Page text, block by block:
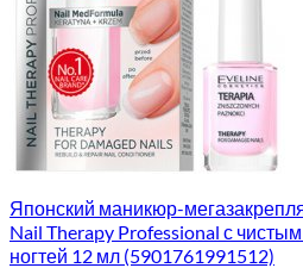
Японский маникюр-
Nail Therapy Professional с
ногтей 12 мл (5901761991512)